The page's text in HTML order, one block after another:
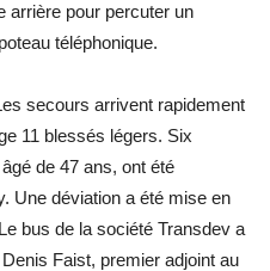
arrière pour percuter un
téléphonique.
secours arrivent rapidement
11 blessés légers. Six
de 47 ans, ont été
Une déviation a été mise en
bus de la société Transdev a
Faist, premier adjoint au